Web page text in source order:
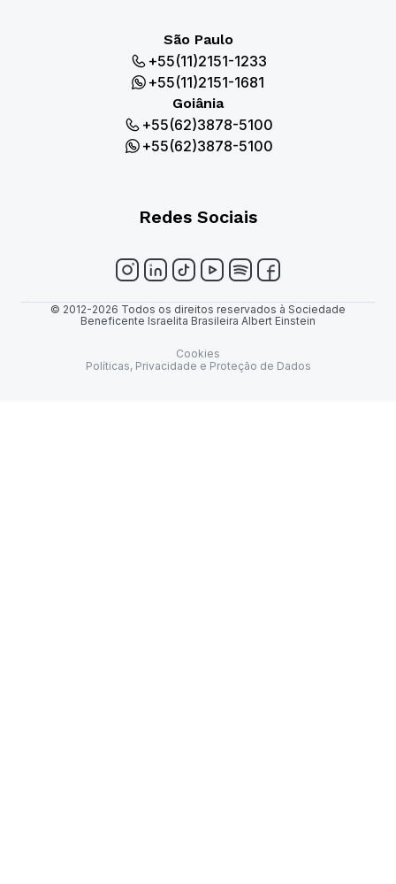
São Paulo
+55(11)2151-1233
+55(11)2151-1681
Goiânia
+55(62)3878-5100
+55(62)3878-5100
Redes Sociais
© 2012-2026 Todos os direitos reservados à Sociedade
Beneficente Israelita Brasileira Albert Einstein
Cookies
Políticas, Privacidade e Proteção de Dados